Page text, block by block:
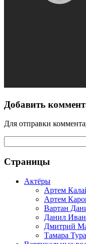
Добавить
Для отправки
Страницы
Актёры
Артем
Артем
Вартан
Данил
Дмитрий
Тамара